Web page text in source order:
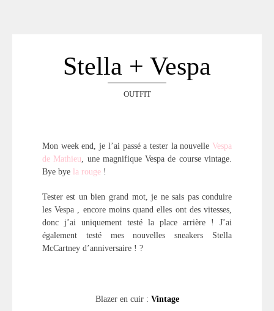
LOOKBOOK
ARCHIVES
Stella + Vespa
OUTFIT
Mon week end, je l’ai passé a tester la nouvelle Vespa
de Mathieu, une magnifique Vespa de course vintage.
Bye bye la rouge!
Tester est un bien grand mot, je ne sais pas conduire
les Vespa , encore moins quand elles ont des vitesses,
donc j’ai uniquement testé la place arrière ! J’ai
également testé mes nouvelles sneakers Stella
McCartney d’anniversaire ! ?
Blazer en cuir : Vintage